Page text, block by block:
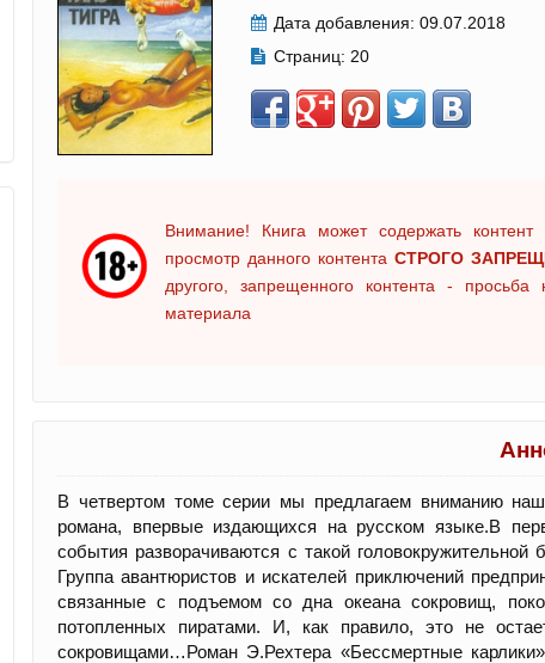
Дата добавления: 09.07.2018
Страниц: 20
Внимание! Книга может содержать
просмотр данного контента СТРОГО
другого, запрещенного контента - просьба
материала
В четвертом томе серии мы предлагаем вниманию
романа, впервые издающихся на русском языке.В
события разворачиваются с такой
Группа авантюристов и искателей приключений
связанные с подъемом со дна океана сокровищ,
потопленных пиратами. И, как правило, это не
сокровищами…Роман Э.Рехтера «Бессмертные